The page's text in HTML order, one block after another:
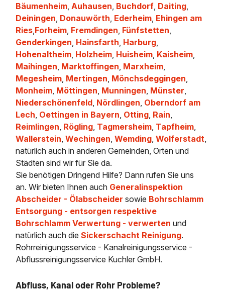
Bäumenheim,Auhausen, Buchdorf, Daiting,
Deiningen, Donauwörth, Ederheim, Ehingen am
Ries,Forheim, Fremdingen, Fünfstetten,
Genderkingen, Hainsfarth, Harburg,
Hohenaltheim, Holzheim, Huisheim, Kaisheim,
Maihingen, Marktoffingen, Marxheim,
Megesheim, Mertingen, Mönchsdeggingen,
Monheim, Möttingen, Munningen, Münster,
Niederschönenfeld, Nördlingen, Oberndorf am
Lech, Oettingen in Bayern, Otting, Rain,
Reimlingen, Rögling, Tagmersheim, Tapfheim,
Wallerstein,Wechingen,Wemding,Wolferstadt,
natürlich auch in anderen Gemeinden, Orten und
Städten sind wir für Sie da.
Sie benötigen Dringend Hilfe? Dann rufen Sie uns
an. Wir bieten Ihnen auch Generalinspektion
Abscheider - Ölabscheider sowie Bohrschlamm
Entsorgung - entsorgen respektive
Bohrschlamm Verwertung - verwerten und
natürlich auch dieSickerschacht Reinigung.
Rohrreinigungsservice - Kanalreinigungsservice -
Abflussreinigungsservice Kuchler GmbH.
Abfluss, Kanal oder Rohr Probleme?